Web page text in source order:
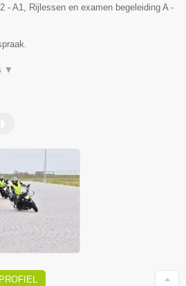
- A1, Rijlessen en examen begeleiding A -
▼